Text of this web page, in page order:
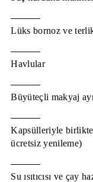
Lüks bornoz ve
Havlular
Büyüteçli makyaj
Kapsülleriyle birlikte
ücretsiz yenileme)
Su ısıtıcısı ve çay